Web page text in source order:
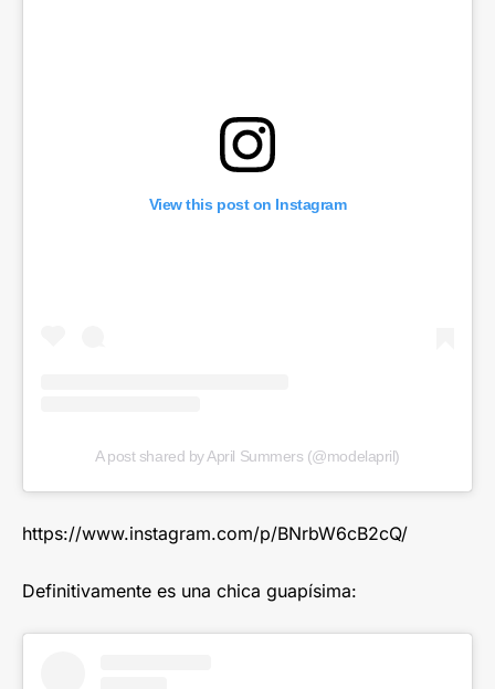
View this post on Instagram
A post shared by April Summers (@modelapril)
https://www.instagram.com/p/BNrbW6cB2cQ/
Definitivamente es una chica guapísima: